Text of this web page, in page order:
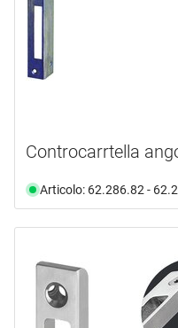
Controcarrtella
Articolo: 62.286.82 -